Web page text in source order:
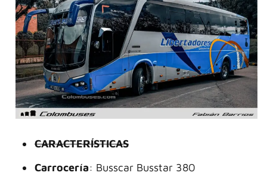
CARACTERÍSTICAS
Carrocería: Busscar Busstar 380